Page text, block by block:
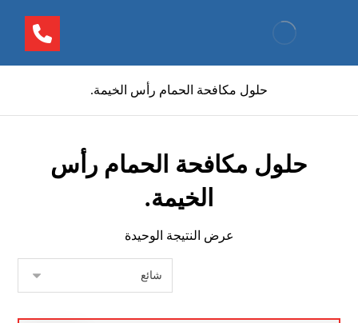
حلول مكافحة الحمام رأس الخيمة.
حلول مكافحة الحمام رأس
الخيمة.
عرض النتيجة الوحيدة